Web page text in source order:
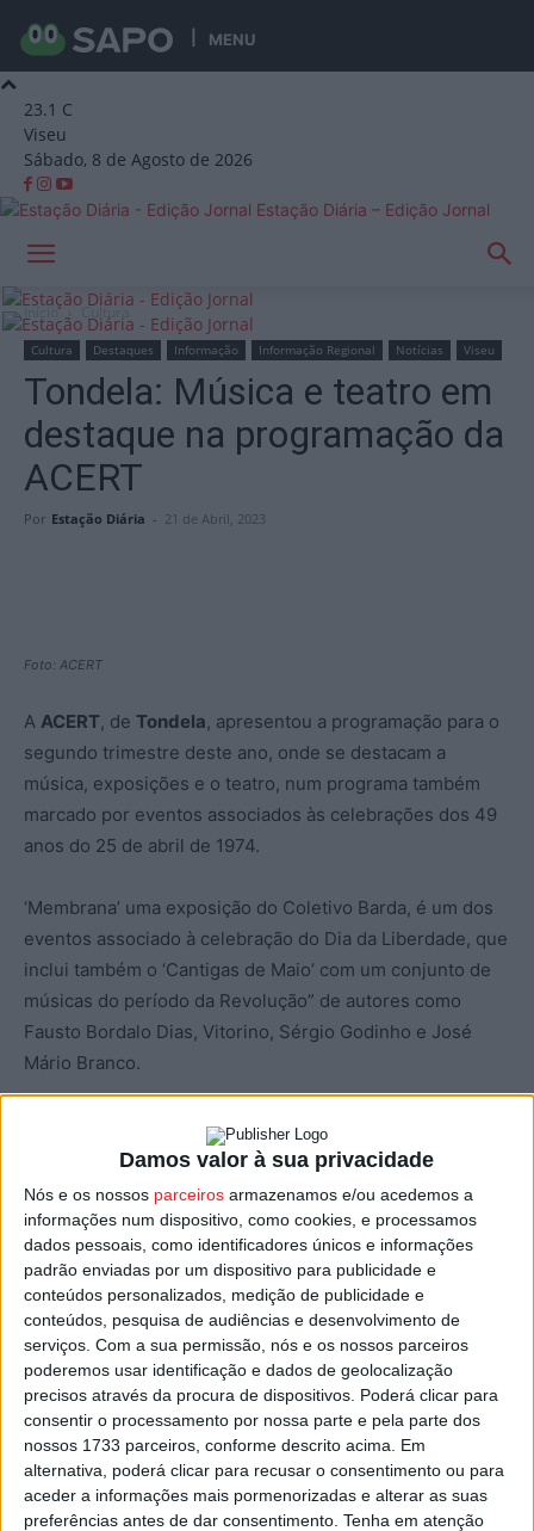
Damos valor à sua privacidade
Nós e os nossos parceiros armazenamos e/ou acedemos a
informações num dispositivo, como cookies, e processamos
dados pessoais, como identificadores únicos e informações
padrão enviadas por um dispositivo para publicidade e
conteúdos personalizados, medição de publicidade e
conteúdos, pesquisa de audiências e desenvolvimento de
serviços. Com a sua permissão, nós e os nossos parceiros
poderemos usar identificação e dados de geolocalização
precisos através da procura de dispositivos. Poderá clicar para
consentir o processamento por nossa parte e pela parte dos
nossos 1733 parceiros, conforme descrito acima. Em
alternativa, poderá clicar para recusar o consentimento ou para
aceder a informações mais pormenorizadas e alterar as suas
preferências antes de dar consentimento. Tenha em atenção
MENU
23.1 C
Viseu
Sábado, 8 de Agosto de 2026
Estação Diária – Edição Jornal
Início Cultura
Cultura Destaques Informação Informação Regional Notícias Viseu
Tondela: Música e teatro em
destaque na programação da
ACERT
Por Estação Diária - 21 de Abril, 2023
Foto: ACERT
A ACERT, de Tondela, apresentou a programação para o
segundo trimestre deste ano, onde se destacam a
música, exposições e o teatro, num programa também
marcado por eventos associados às celebrações dos 49
anos do 25 de abril de 1974.
‘Membrana’ uma exposição do Coletivo Barda, é um dos
eventos associado à celebração do Dia da Liberdade, que
inclui também o ‘Cantigas de Maio’ com um conjunto de
músicas do período da Revolução” de autores como
Fausto Bordalo Dias, Vitorino, Sérgio Godinho e José
Mário Branco.
Ainda na música, destaque também à noite reservada
para a Orquestra de Cordas do Conservatório de Música
e Artes do Dão, com Samuel Úria, em agenda para 20 de
maio.
Quanto ao Teatro, ‘O Botequim’, uma criação do Trigo
Limpo Teatro ACERT em parceria com o grupo de teatro
dos Açores Cães do Mar, peça que será representada
pelos grupos de teatro amador destas duas companhias,
o A Ver, de Tondela, e a Matilha, por parte da companhia
açoriana que farão dois espetáculos dedicados à
escritora Natália Correia, a propósito do centenário do
seu nascimento.